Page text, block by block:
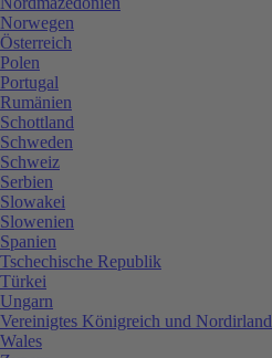
Norwegen
Österreich
Polen
Portugal
Rumänien
Schottland
Schweden
Schweiz
Serbien
Slowakei
Slowenien
Spanien
Tschechische Republik
Türkei
Ungarn
Vereinigtes Königreich und Nordirland
Wales